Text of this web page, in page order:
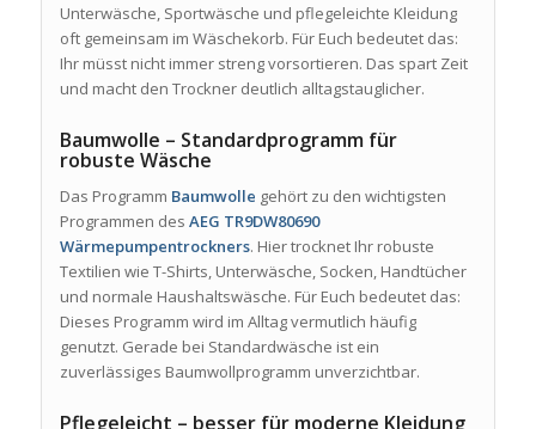
Unterwäsche, Sportwäsche und pflegeleichte Kleidung
oft gemeinsam im Wäschekorb. Für Euch bedeutet das:
Ihr müsst nicht immer streng vorsortieren. Das spart Zeit
und macht den Trockner deutlich alltagstauglicher.
Baumwolle – Standardprogramm für
robuste Wäsche
Das Programm Baumwolle gehört zu den wichtigsten
Programmen des AEG TR9DW80690
Wärmepumpentrockners. Hier trocknet Ihr robuste
Textilien wie T-Shirts, Unterwäsche, Socken, Handtücher
und normale Haushaltswäsche. Für Euch bedeutet das:
Dieses Programm wird im Alltag vermutlich häufig
genutzt. Gerade bei Standardwäsche ist ein
zuverlässiges Baumwollprogramm unverzichtbar.
Pflegeleicht – besser für moderne Kleidung